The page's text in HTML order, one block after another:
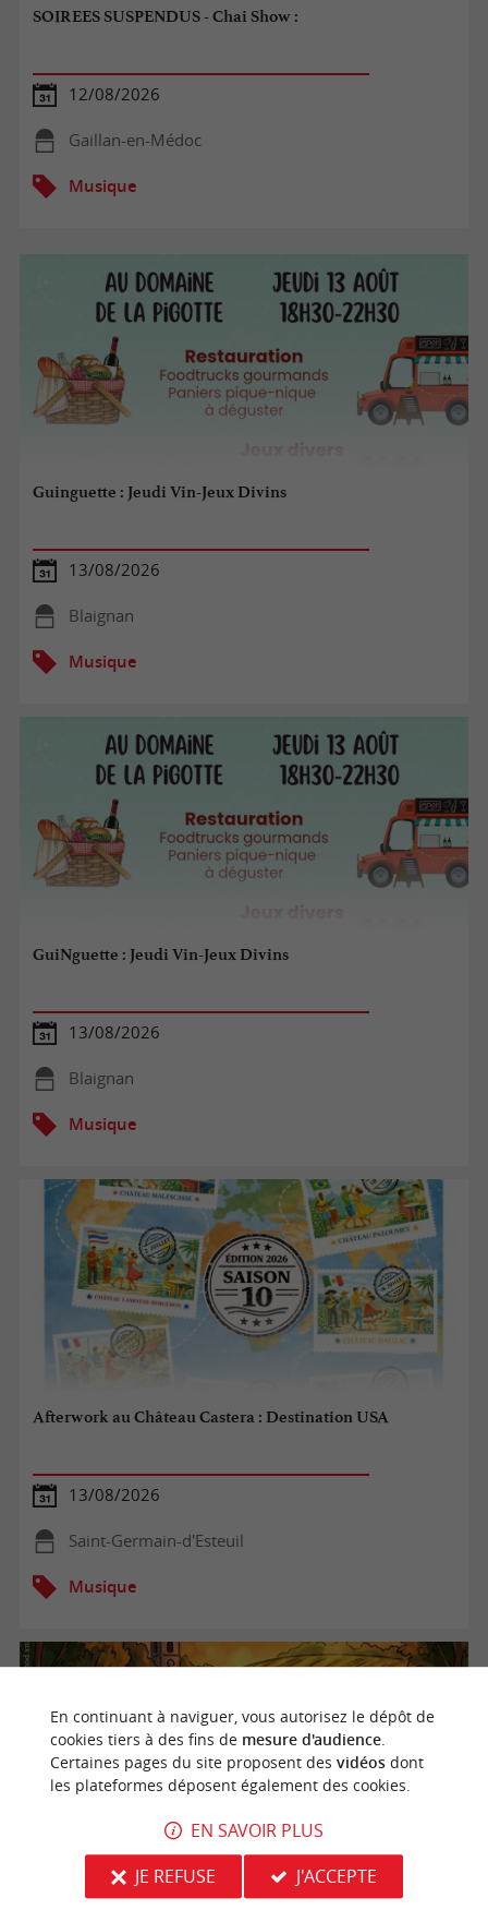
SOIREES SUSPENDUS - Chai Show :
12/08/2026
Gaillan-en-Médoc
Musique
Guinguette : Jeudi Vin-Jeux Divins
13/08/2026
Blaignan
Musique
GuiNguette : Jeudi Vin-Jeux Divins
13/08/2026
Blaignan
Musique
Afterwork au Château Castera : Destination USA
13/08/2026
Saint-Germain-d'Esteuil
Musique
🌅 L'été continue au cœur des vignes à La Guinguette de
Champion au Château Champion! 🍷🎶
En continuant à naviguer, vous autorisez le dépôt de
cookies tiers à des fins de mesure d'audience.
Certaines pages du site proposent des vidéosdont
les plateformes déposent également des cookies.
EN SAVOIR PLUS
JE REFUSE
J'ACCEPTE